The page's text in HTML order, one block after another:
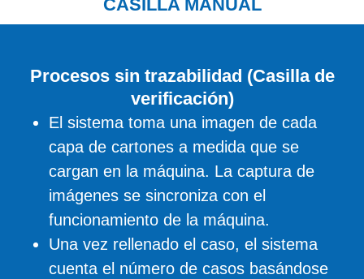
CASILLA MANUAL
Procesos sin trazabilidad (Casilla de
verificación)
El sistema toma una imagen de cada
capa de cartones a medida que se
cargan en la máquina. La captura de
imágenes se sincroniza con el
funcionamiento de la máquina.
Una vez rellenado el caso, el sistema
cuenta el número de casos basándose